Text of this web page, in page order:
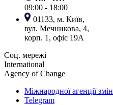
09:00 - 18:00
01133, м. Київ,
вул. Мечникова, 4,
корп. 1, офіс 19А
Соц. мережі
International
Agency of Change
Міжнародної агенції змін
Telegram